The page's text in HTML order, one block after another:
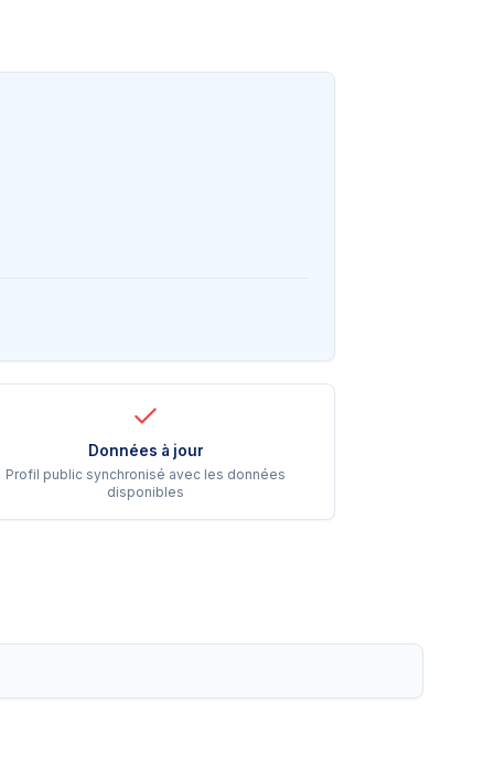
Données à jour
Profil public synchronisé avec les données
disponibles